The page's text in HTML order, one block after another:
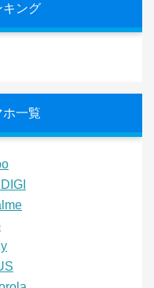
キング
ホ一覧